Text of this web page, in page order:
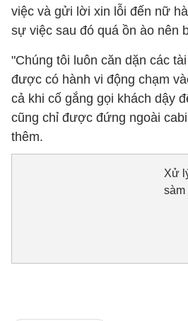
việc và gửi lời xin lỗi đến nữ
sự việc sau đó quá ồn ào nên
"Chúng tôi luôn căn dặn các
được có hành vi động chạm
cả khi cố gắng gọi khách dậy
cũng chỉ được đứng ngoài
thêm.
Xử
sàm